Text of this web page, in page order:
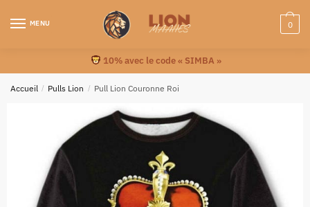
MENU 0
10% avec le code « SIMBA »
Accueil / Pulls Lion / Pull Lion Couronne Roi